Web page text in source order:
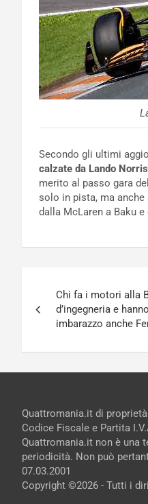
Secondo gli ultimi
calzate da Lando
merito al passo gara
solo in pista, ma
dalla McLaren a Baku
articoli
Chi fa i motori alla
d’ingegneria e
imbarazzo anche
Quattromania.it di proprietà
Codice Fiscale e Partita
Quattromania.it non è una
periodicità. Non può
07.03.2001
Copyright ©2026 - Tutti i